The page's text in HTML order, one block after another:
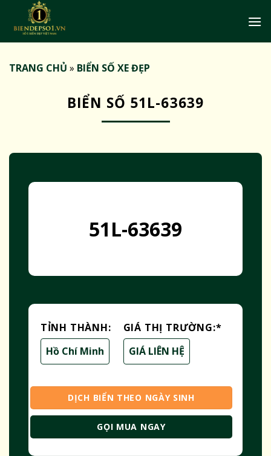
TRANG CHỦ » BIỂN SỐ XE ĐẸP
BIỂN SỐ 51L-63639
51L-63639
TỈNH THÀNH:
Hồ Chí Minh
GIÁ THỊ TRƯỜNG:*
GIÁ LIÊN HỆ
DỊCH BIỂN THEO NGÀY SINH
GỌI MUA NGAY